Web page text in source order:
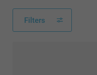
Filters